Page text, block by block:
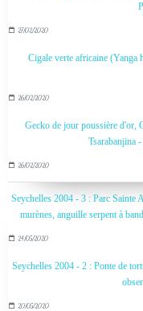
27/02/2020
Cigale verte africaine
26/02/2020
Gecko de jour poussière d'or,
Tsarabanjina
26/02/2020
Seychelles 2004 - 3 : Parc Sainte
murènes, anguille serpent à
24/05/2020
Seychelles 2004 - 2 : Ponte de
20/05/2020